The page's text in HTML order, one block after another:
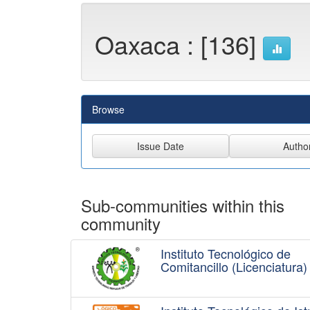
Oaxaca : [136]
Browse
Sub-communities within this
community
Instituto Tecnológico de
Comitancillo (Licenciatura)